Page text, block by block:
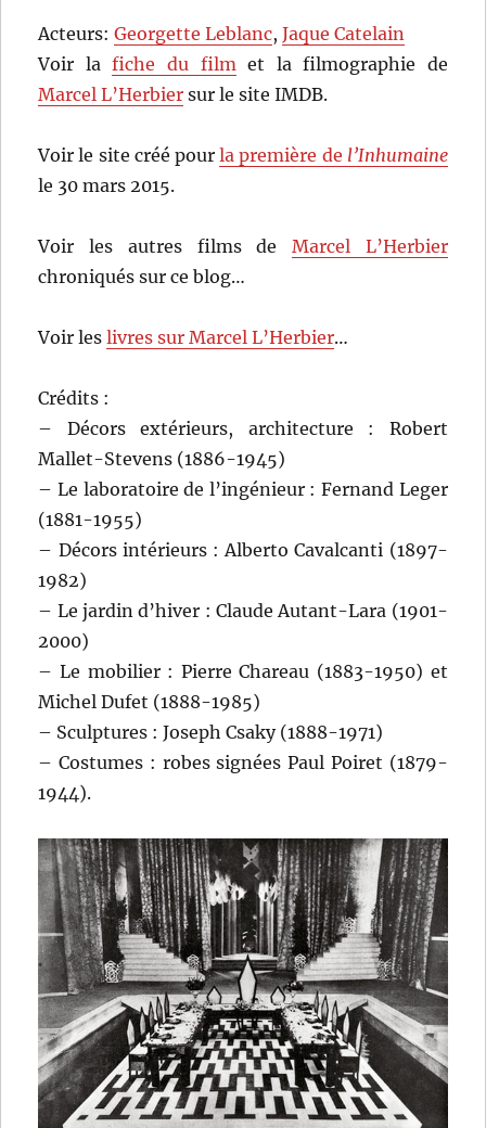
Acteurs:Georgette Leblanc,Jaque Catelain
Voir lafiche du filmet la filmographie de
Marcel L’Herbier sur le site IMDB.
Voir le site créé pourla première de l’Inhumaine
le 30 mars 2015.
Voir les autres films de Marcel L’Herbier
chroniqués sur ce blog…
Voir leslivres sur Marcel L’Herbier…
Crédits :
– Décors extérieurs, architecture : Robert
Mallet-Stevens (1886-1945)
– Le laboratoire de l’ingénieur : Fernand Leger
(1881-1955)
– Décors intérieurs : Alberto Cavalcanti (1897-
1982)
– Le jardin d’hiver : Claude Autant-Lara (1901-
2000)
– Le mobilier : Pierre Chareau (1883-1950) et
Michel Dufet (1888-1985)
– Sculptures : Joseph Csaky (1888-1971)
– Costumes : robes signées Paul Poiret (1879-
1944).